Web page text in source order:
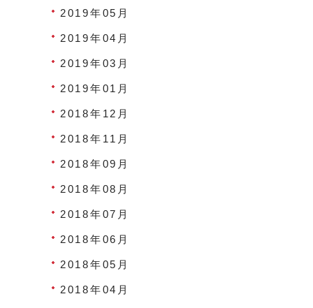
2019年05月
2019年04月
2019年03月
2019年01月
2018年12月
2018年11月
2018年09月
2018年08月
2018年07月
2018年06月
2018年05月
2018年04月